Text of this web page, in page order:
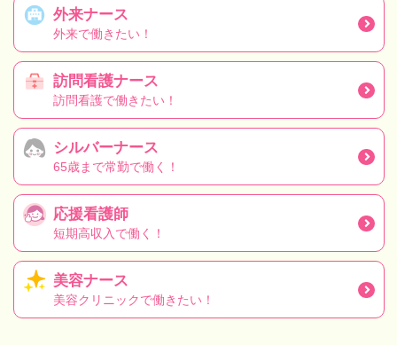
外来ナース
外来で働きたい！
訪問看護ナース
訪問看護で働きたい！
シルバーナース
65歳まで常勤で働く！
応援看護師
短期高収入で働く！
美容ナース
美容クリニックで働きたい！